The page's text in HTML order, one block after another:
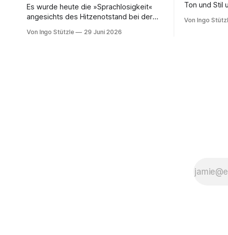
Es wurde heute die »Sprachlosigkeit«
angesichts des Hitzenotstand bei der
die Leblosigkeit von Carsten Schneiders
Von Ingo Stützle 29 Juni 2026
Ton und Stil
aus es
Von Ingo